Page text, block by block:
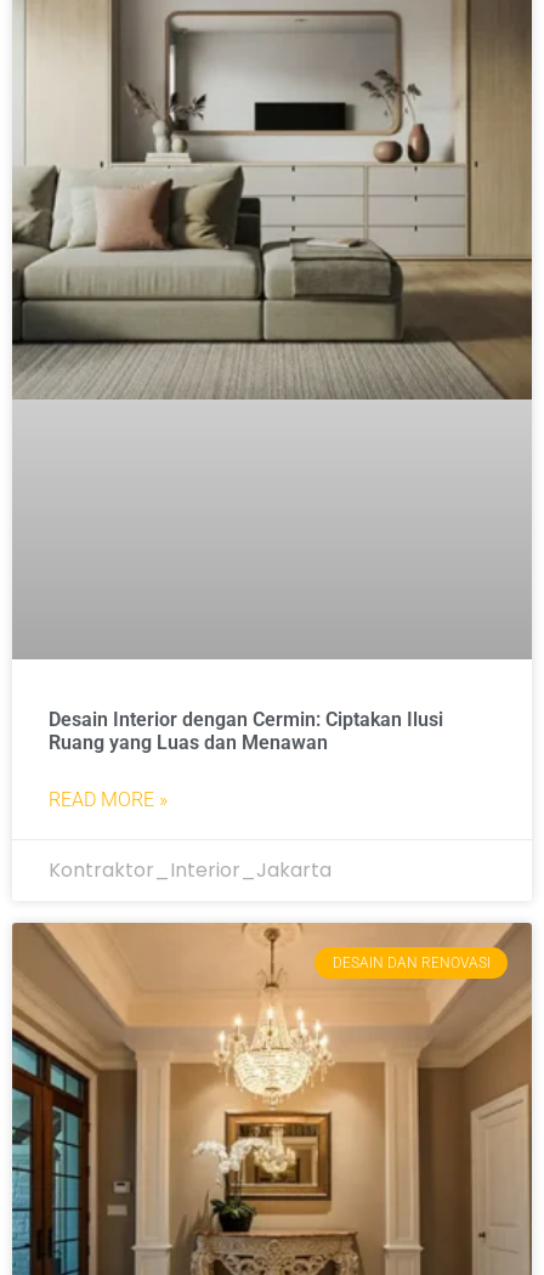
Desain Interior dengan Cermin: Ciptakan Ilusi
Ruang yang Luas dan Menawan
READ MORE »
Kontraktor_Interior_Jakarta
DESAIN DAN RENOVASI